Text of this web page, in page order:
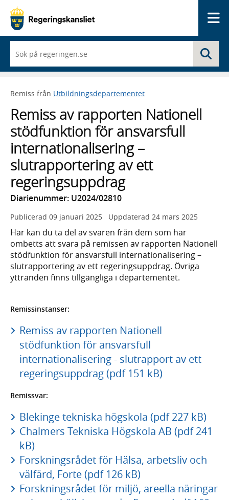
du
börjar
skriva
framträder
lista
med
sökförslag
Remiss från Utbildningsdepartementet
Remiss av rapporten Nationell
stödfunktion för ansvarsfull
internationalisering –
slutrapportering av ett
regeringsuppdrag
Diarienummer: U2024/02810
Publicerad 09 januari 2025 Uppdaterad 24 mars 2025
Här kan du ta del av svaren från dem som har
ombetts att svara på remissen av rapporten Nationell
stödfunktion för ansvarsfull internationalisering –
slutrapportering av ett regeringsuppdrag. Övriga
yttranden finns tillgängliga i departementet.
Remissinstanser:
Remiss av rapporten Nationell
stödfunktion för ansvarsfull
internationalisering - slutrapport av ett
regeringsuppdrag (pdf 151 kB)
Remissvar:
Blekinge tekniska högskola (pdf 227 kB)
Chalmers Tekniska Högskola AB (pdf 241
kB)
Forskningsrådet för Hälsa, arbetsliv och
välfärd, Forte (pdf 126 kB)
Forskningsrådet för miljö, areella näringar